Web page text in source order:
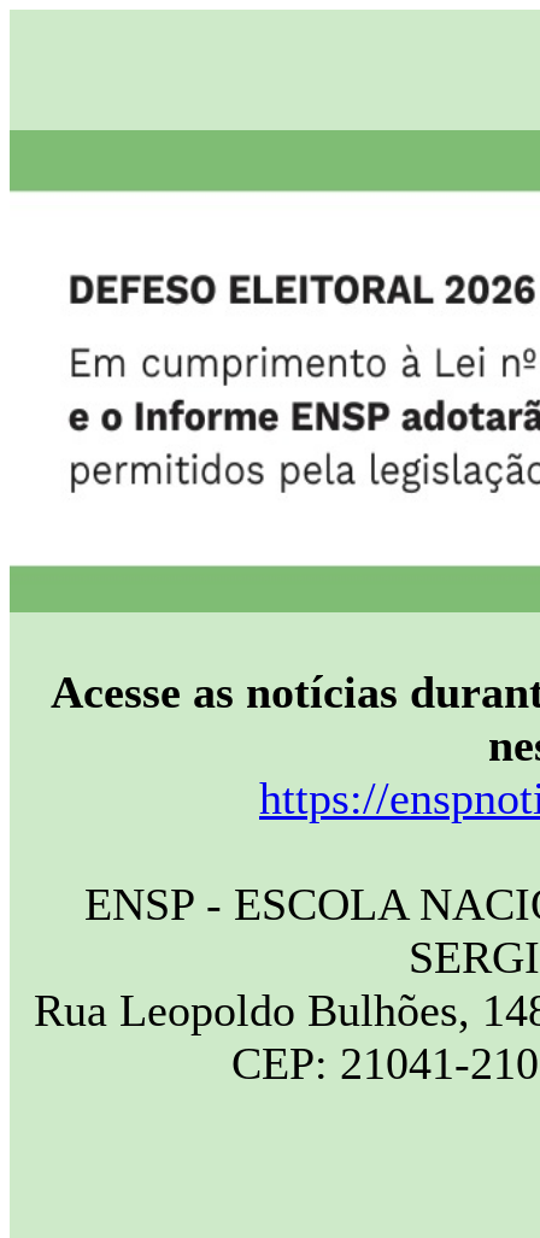
Acesse as notícias
https://
ENSP - ESCOLA
Rua Leopoldo Bulhões,
CEP: 21041-